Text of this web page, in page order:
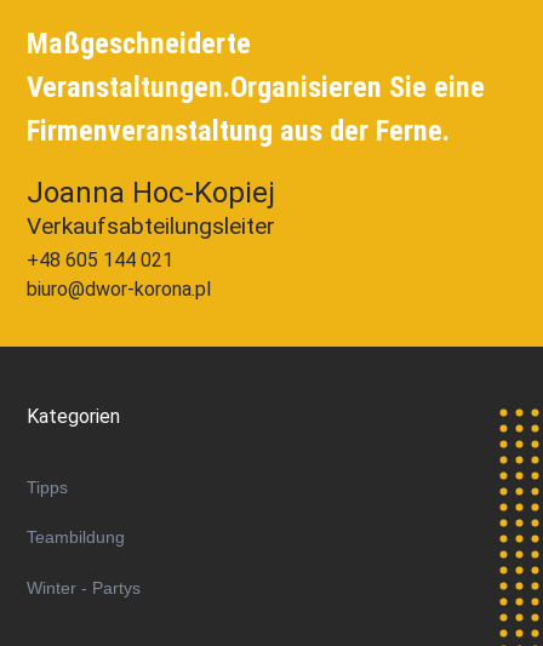
Maßgeschneiderte
Veranstaltungen.Organisieren Sie eine
Firmenveranstaltung aus der Ferne.
Joanna Hoc-Kopiej
Verkaufsabteilungsleiter
+48 605 144 021
biuro@dwor-korona.pl
Kategorien
Tipps
Teambildung
Winter - Partys